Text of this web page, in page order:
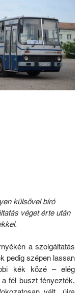
külsővel bíró
véget érte után
a szolgáltatás
pedig szépen lassan
kék közé – elég
fél buszt fényezték,